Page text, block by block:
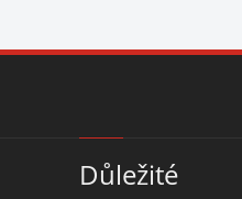
Důležité